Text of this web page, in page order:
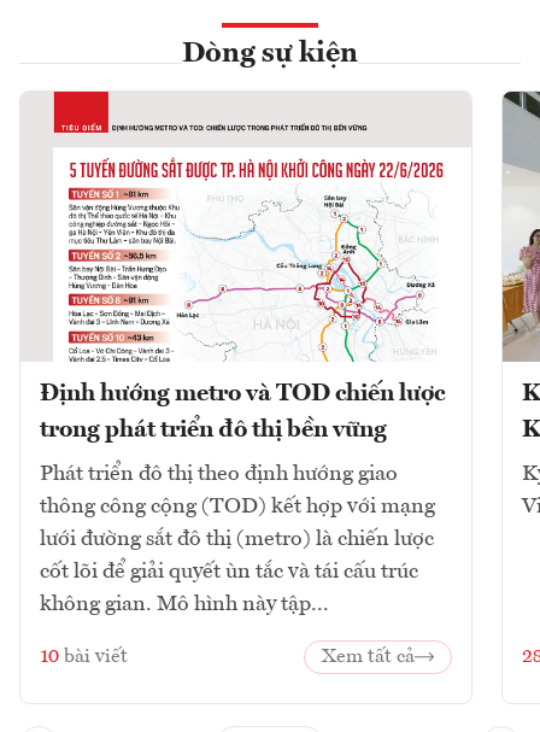
Dòng sự kiện
Định hướng metro và TOD chiến lược
trong phát triển đô thị bền vững
Phát triển đô thị theo định hướng giao
thông công cộng (TOD) kết hợp với mạng
lưới đường sắt đô thị (metro) là chiến lược
cốt lõi để giải quyết ùn tắc và tái cấu trúc
không gian. Mô hình này tập...
10 bài viết Xem tất cả